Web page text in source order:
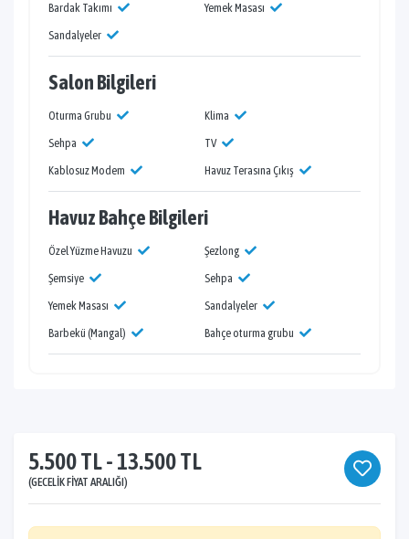
Bardak Takımı
Yemek Masası
Sandalyeler
Salon Bilgileri
Oturma Grubu
Klima
Sehpa
TV
Kablosuz Modem
Havuz Terasına Çıkış
Havuz Bahçe Bilgileri
Özel Yüzme Havuzu
Şezlong
Şemsiye
Sehpa
Yemek Masası
Sandalyeler
Barbekü (Mangal)
Bahçe oturma grubu
5.500 TL - 13.500 TL
(GECELIK FIYAT ARALIĞI)